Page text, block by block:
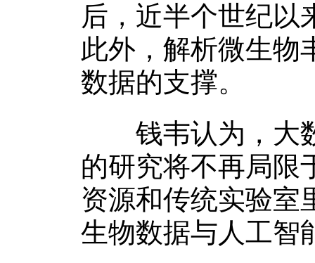
后，近半个世纪以
此外，解析微生物
数据的支撑。
钱韦认为，大数
的研究将不再局限
资源和传统实验室
生物数据与人工智